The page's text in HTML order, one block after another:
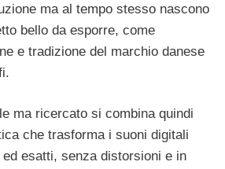
ma al tempo stesso nascono
bello da esporre, come
e tradizione del marchio danese
ma ricercato si combina quindi
che trasforma i suoni digitali
esatti, senza distorsioni e in